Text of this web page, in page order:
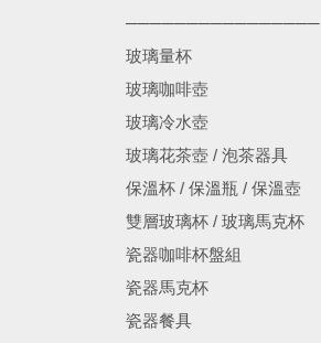
────────────────
玻璃量杯
玻璃咖啡壺
玻璃冷水壺
玻璃花茶壺 / 泡茶器具
保溫杯 / 保溫瓶 / 保溫壺
雙層玻璃杯 / 玻璃馬克杯
瓷器咖啡杯盤組
瓷器馬克杯
瓷器餐具